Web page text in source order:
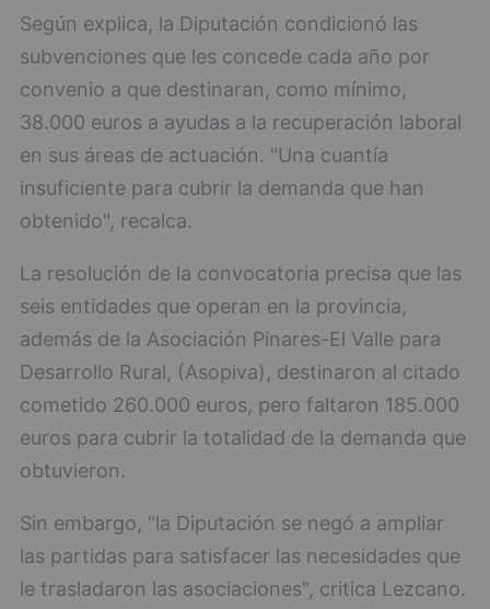
Según explica, la Diputación condicionó las
subvenciones que les concede cada año por
convenio a que destinaran, como mínimo,
38.000 euros a ayudas a la recuperación laboral
en sus áreas de actuación. "Una cuantía
insuficiente para cubrir la demanda que han
obtenido", recalca.
La resolución de la convocatoria precisa que las
seis entidades que operan en la provincia,
además de la Asociación Pinares-El Valle para
Desarrollo Rural, (Asopiva), destinaron al citado
cometido 260.000 euros, pero faltaron 185.000
euros para cubrir la totalidad de la demanda que
obtuvieron.
Sin embargo, "la Diputación se negó a ampliar
las partidas para satisfacer las necesidades que
le trasladaron las asociaciones", critica Lezcano.